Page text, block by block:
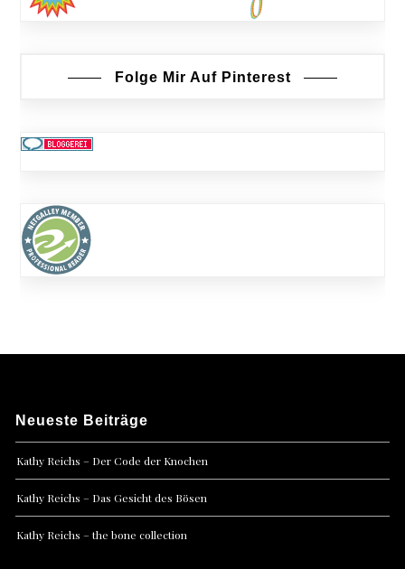
Folge Mir Auf Pinterest
Neueste Beiträge
Kathy Reichs – Der Code der Knochen
Kathy Reichs – Das Gesicht des Bösen
Kathy Reichs – the bone collection